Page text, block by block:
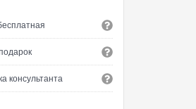
консультанта